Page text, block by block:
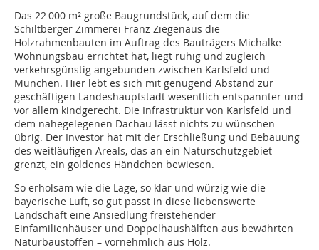
Das 22 000 m² große Baugrundstück, auf dem die
Schiltberger Zimmerei Franz Ziegenaus die
Holzrahmenbauten im Auftrag des Bauträgers Michalke
Wohnungsbau errichtet hat, liegt ruhig und zugleich
verkehrsgünstig angebunden zwischen Karlsfeld und
München. Hier lebt es sich mit genügend Abstand zur
geschäftigen Landeshauptstadt wesentlich entspannter und
vor allem kindgerecht. Die Infrastruktur von Karlsfeld und
dem nahegelegenen Dachau lässt nichts zu wünschen
übrig. Der Investor hat mit der Erschließung und Bebauung
des weitläufigen Areals, das an ein Naturschutzgebiet
grenzt, ein goldenes Händchen bewiesen.
So erholsam wie die Lage, so klar und würzig wie die
bayerische Luft, so gut passt in diese liebenswerte
Landschaft eine Ansiedlung freistehender
Einfamilienhäuser und Doppelhaushälften aus bewährten
Naturbaustoffen – vornehmlich aus Holz.